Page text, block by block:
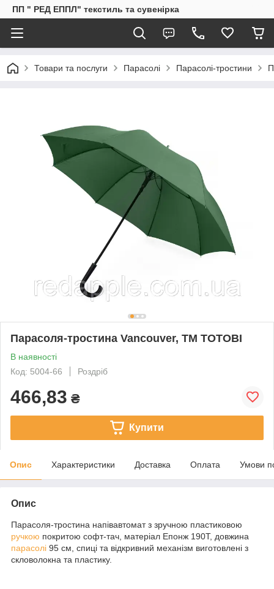
ПП " РЕД ЕППЛ" текстиль та сувенірка
Товари та послуги Парасолі Парасолі-тростини
Парасоля-тростина Vancouver, ТМ TOTOBI
В наявності
Код: 5004-66
Роздріб
466,83 ₴
Купити
Опис Характеристики Доставка Оплата Умови
Опис
Парасоля-тростина напівавтомат з зручною пластиковою
ручкою покритою софт-тач, матеріал Епонж 190Т, довжина
парасолі 95 см, спиці та відкривний механізм виготовлені з
скловолокна та пластику.